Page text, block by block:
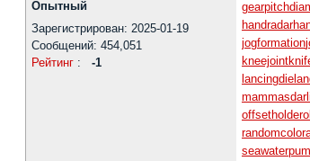
Опытный
Зарегистрирован: 2025-01-19
Сообщений: 454,051
Рейтинг : -1
handradar
jogformation
kneejoint
lancingdie
offsetholder